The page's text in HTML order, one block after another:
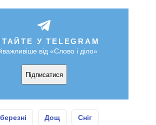
У TELEGRAM
від «Слово і діло»
Підписатися
Дощ Сніг